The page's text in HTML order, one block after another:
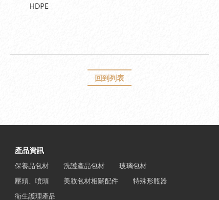
HDPE
回到列表
產品資訊
保養品包材 洗護產品包材
玻璃包材
壓頭、噴頭
美妝包材相關配件
特殊形瓶器
衛生護理產品